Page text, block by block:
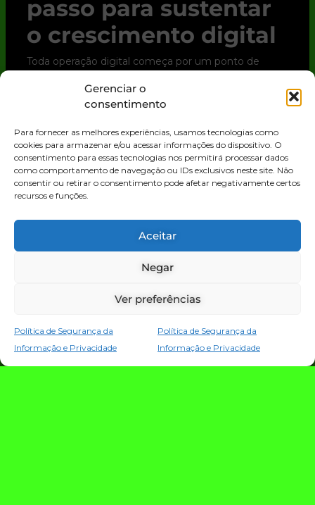
Gerenciar o
consentimento
Para fornecer as melhores experiências, usamos tecnologias como
cookies para armazenar e/ou acessar informações do dispositivo. O
consentimento para essas tecnologias nos permitirá processar dados
como comportamento de navegação ou IDs exclusivos neste site. Não
consentir ou retirar o consentimento pode afetar negativamente certos
recursos e funções.
Aceitar
Negar
Ver preferências
Política de Segurança da
Informação e Privacidade
Política de Segurança da
Informação e Privacidade
passo para sustentar
o crescimento digital
Toda operação digital começa por um ponto de
interno, esse ponto quase sempre é o Portal Web.
Trata-se de uma solução digital que
LEIA MAIS »
TECNOLOGIA E NOTÍCIAS